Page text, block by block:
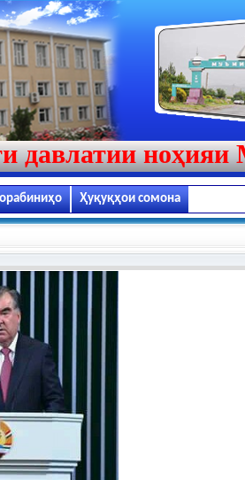
давлатии ноҳияи
Ҳуқуқҳои сомона